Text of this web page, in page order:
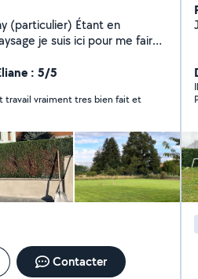
(particulier) Étant en
je suis ici pour me faire
pour toute réalisation de
de haies, nettoyage de
je saurais répondre à vos
messages à très vite
: 5/5
travail vraiment tres bien fait et
Contacter